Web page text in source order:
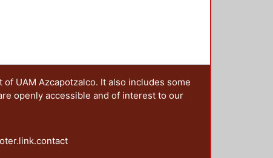
UAM Azcapotzalco. It also includes some
openly accessible and of interest to our